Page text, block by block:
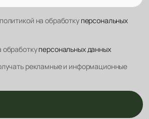
на обработку персональных
персональных данных
рекламные и информационные